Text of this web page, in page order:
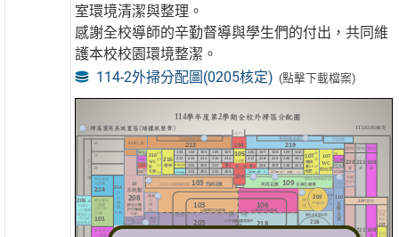
室環境清潔與整理。
感謝全校導師的辛勤督導與學生們的付出，共同維
護本校校園環境整潔。
114-2外掃分配圖(0205核定) (點擊下載檔案)